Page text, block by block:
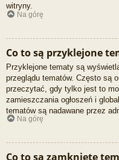
witryny.
Na górę
Co to są przyklejone
Przyklejone tematy są
przeglądu tematów. Często są
przeczytać, gdy tylko jest to
zamieszczania ogłoszeń i
tematów są nadawane przez
Na górę
Co to są zamknięte